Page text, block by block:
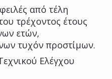
από τέλη
τρέχοντος έτους
ετών,
τυχόν προστίμων.
Ελέγχου